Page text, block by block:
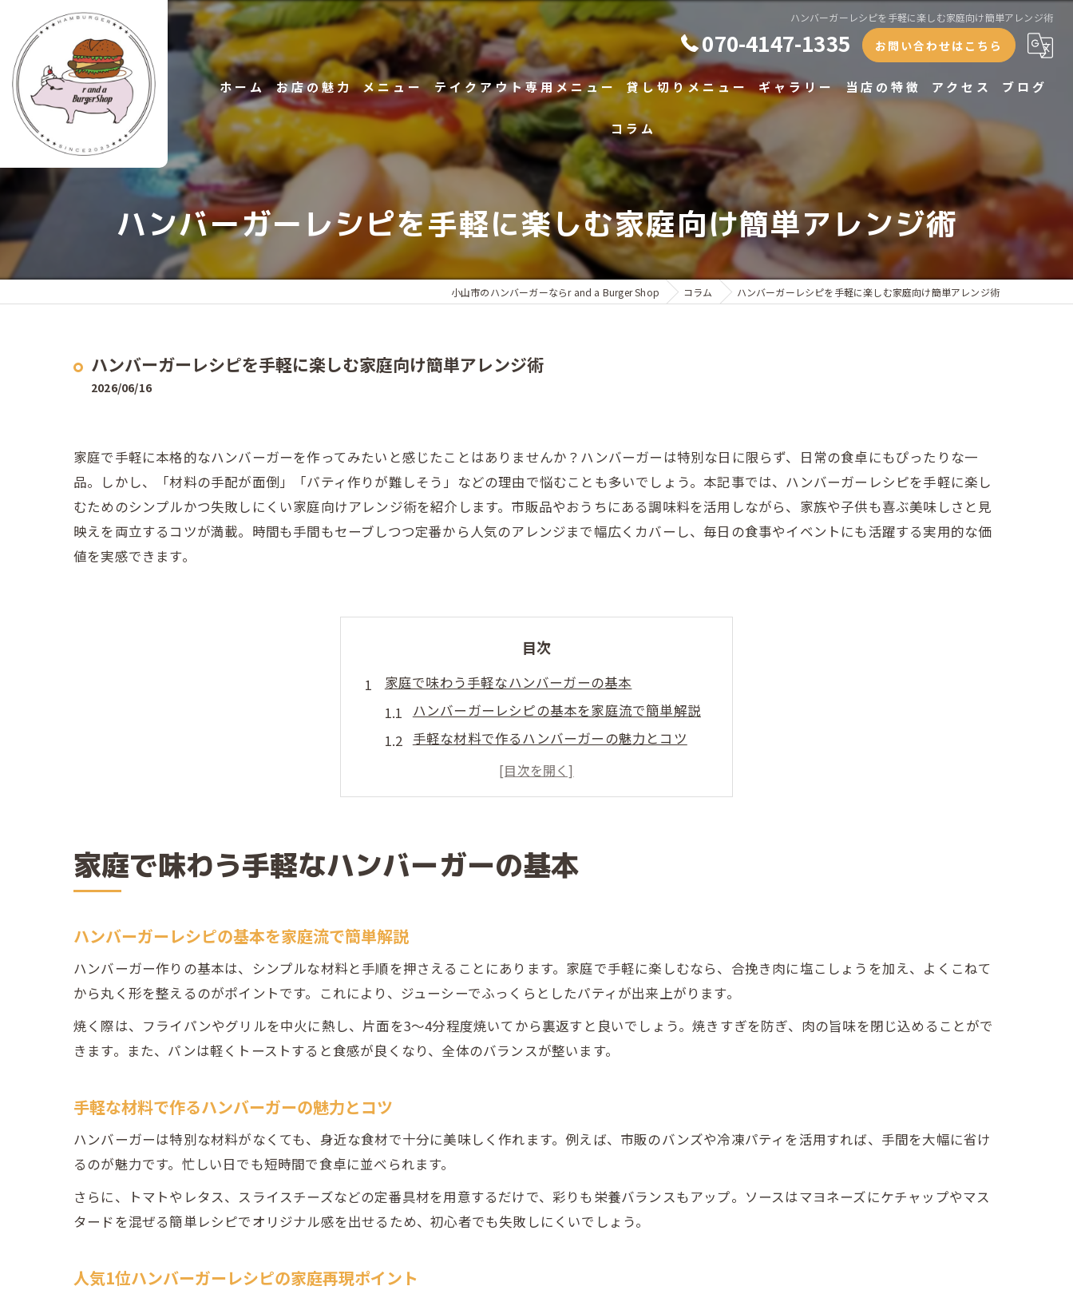
ハンバーガーレシピを手軽に楽しむ家庭向け簡単アレンジ術
070-4147-1335 お問い合わせはこちら
ホーム お店の魅力
ハンバーガーへのこだわり
メニュー テイクアウト専用メニュー 貸し切りメニュー ギャラリー 当店の特徴
ランチ
ディナー
テイクアウト
専門店
貸切
アクセス ブログ
コラム
ハンバーガーレシピを手軽に楽しむ家庭向け簡単アレンジ術
小山市のハンバーガーならr and a Burger Shop コラム ハンバーガーレシピを手軽に楽しむ家庭向け簡単アレンジ術
ハンバーガーレシピを手軽に楽しむ家庭向け簡単アレンジ術
2026/06/16
家庭で手軽に本格的なハンバーガーを作ってみたいと感じたことはありませんか？ハンバーガーは特別な日に限らず、日常の食卓にもぴったりな一
品。しかし、「材料の手配が面倒」「パティ作りが難しそう」などの理由で悩むことも多いでしょう。本記事では、ハンバーガーレシピを手軽に楽し
むためのシンプルかつ失敗しにくい家庭向けアレンジ術を紹介します。市販品やおうちにある調味料を活用しながら、家族や子供も喜ぶ美味しさと見
映えを両立するコツが満載。時間も手間もセーブしつつ定番から人気のアレンジまで幅広くカバーし、毎日の食事やイベントにも活躍する実用的な価
値を実感できます。
目次
家庭で味わう手軽なハンバーガーの基本
ハンバーガーレシピの基本を家庭流で簡単解説
手軽な材料で作るハンバーガーの魅力とコツ
人気1位ハンバーガーレシピの家庭再現ポイント
子供も喜ぶ簡単ハンバーガーレシピの工夫
ハンバーガーを簡単に作るコツとは
ハンバーガーレシピ簡単実践のポイント紹介
基本のハンバーガーを簡単に仕上げる方法
簡単ハンバーガーソースで味を格上げする
子供と楽しむ時短ハンバーガーレシピ
子供と作る簡単ハンバーガーレシピの楽しみ方
家族で楽しむ人気の簡単ハンバーガーレシピ
子供向けハンバーガーのアレンジポイント
人気ハンバーガーレシピの簡単アレンジ方法
家庭で味わう手軽なハンバーガーの基本
ハンバーガーレシピの基本を家庭流で簡単解説
ハンバーガー作りの基本は、シンプルな材料と手順を押さえることにあります。家庭で手軽に楽しむなら、合挽き肉に塩こしょうを加え、よくこねて
から丸く形を整えるのがポイントです。これにより、ジューシーでふっくらとしたパティが出来上がります。
焼く際は、フライパンやグリルを中火に熱し、片面を3〜4分程度焼いてから裏返すと良いでしょう。焼きすぎを防ぎ、肉の旨味を閉じ込めることがで
きます。また、パンは軽くトーストすると食感が良くなり、全体のバランスが整います。
手軽な材料で作るハンバーガーの魅力とコツ
ハンバーガーは特別な材料がなくても、身近な食材で十分に美味しく作れます。例えば、市販のバンズや冷凍パティを活用すれば、手間を大幅に省け
るのが魅力です。忙しい日でも短時間で食卓に並べられます。
さらに、トマトやレタス、スライスチーズなどの定番具材を用意するだけで、彩りも栄養バランスもアップ。ソースはマヨネーズにケチャップやマス
タードを混ぜる簡単レシピでオリジナル感を出せるため、初心者でも失敗しにくいでしょう。
人気1位ハンバーガーレシピの家庭再現ポイント